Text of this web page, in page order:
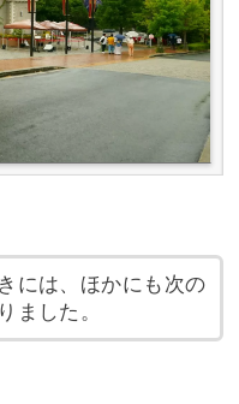
には、ほかにも次の
ました。